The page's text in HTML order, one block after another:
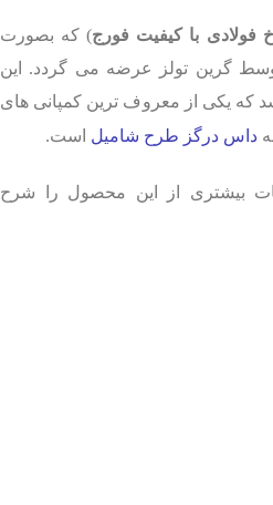
فولادی با کیفیت فورج) که بصورت
گرین تولز عرضه می گردد. این
که یکی از معروف ترین کمپانی های
داس درگز طرح شامیل است.
بیشتری از این محصول را شرح